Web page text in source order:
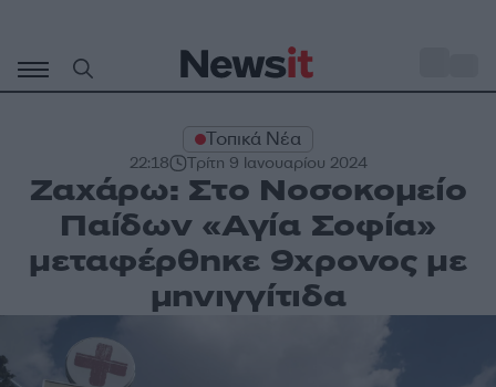
περιεχόμενο
Τοπικά Νέα
22:18 Τρίτη 9 Ιανουαρίου 2024
Ζαχάρω: Στο Νοσοκομείο
Παίδων «Αγία Σοφία»
μεταφέρθηκε 9χρονος με
μηνιγγίτιδα